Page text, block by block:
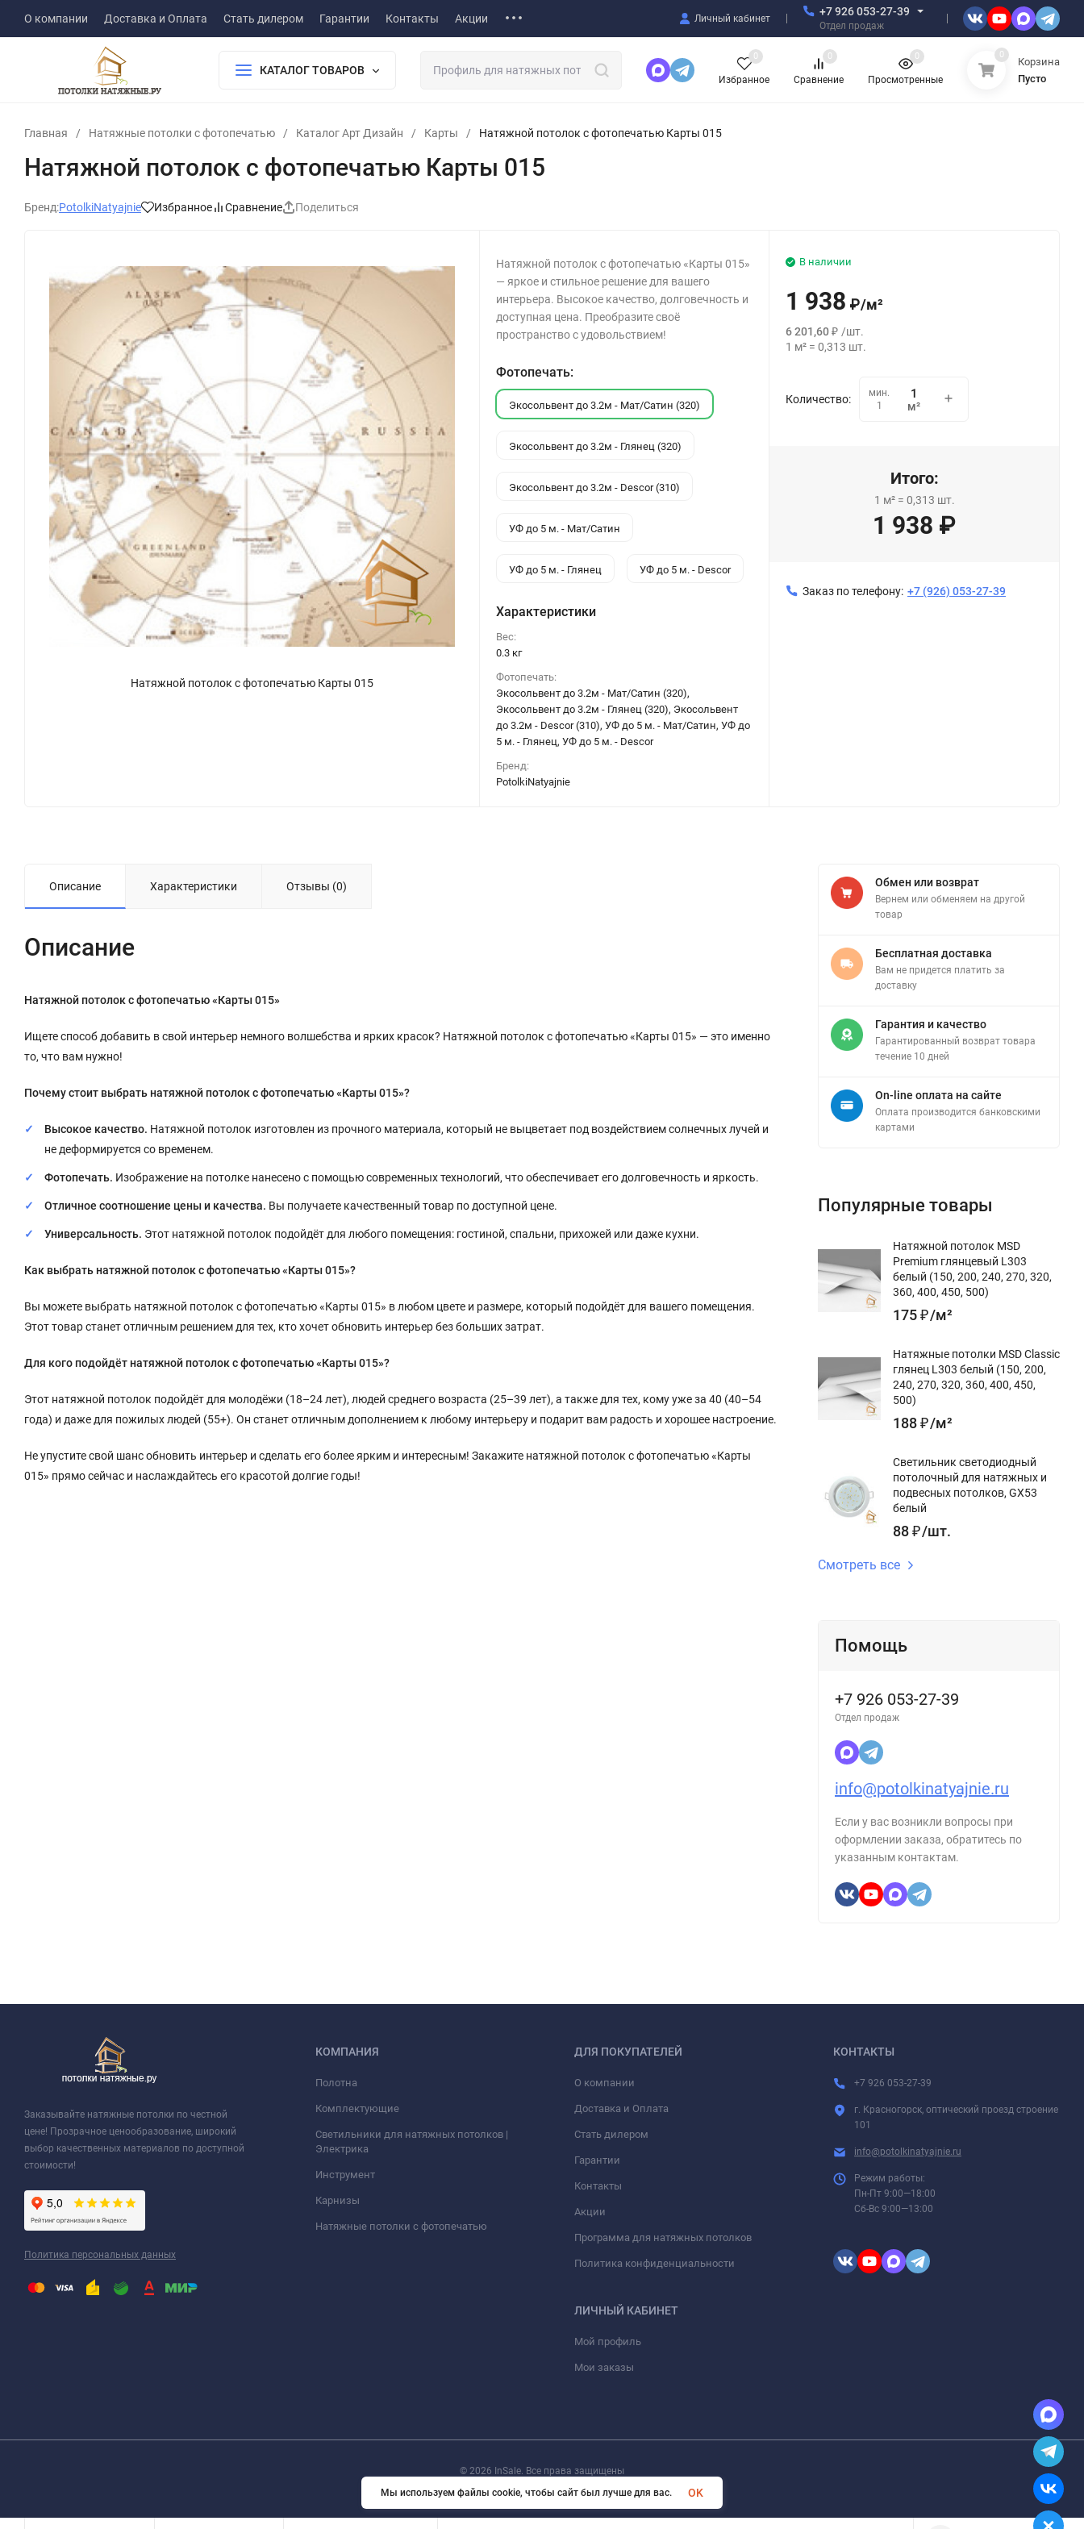
О компании Доставка и Оплата Стать дилером Гарантии Контакты Акции Личный кабинет
+7 926 053-27-39
Отдел продаж
КАТАЛОГ ТОВАРОВ
Избранное
0
Сравнение
0
Просмотренные
0 0
Корзина
Пусто
Главная / Натяжные потолки с фотопечатью / Каталог Арт Дизайн / Карты / Натяжной потолок с фотопечатью Карты 015
Натяжной потолок с фотопечатью Карты 015
Бренд:PotolkiNatyajnie Избранное Сравнение Поделиться
Натяжной потолок с фотопечатью Карты 015
Натяжной потолок с фотопечатью «Карты 015»
— яркое и стильное решение для вашего
интерьера. Высокое качество, долговечность и
доступная цена. Преобразите своё
пространство с удовольствием!
Фотопечать:
Экосольвент до 3.2м - Мат/Сатин (320)
Экосольвент до 3.2м - Глянец (320)
Экосольвент до 3.2м - Descor (310)
УФ до 5 м. - Мат/Сатин
УФ до 5 м. - Глянец УФ до 5 м. - Descor
Характеристики
Вес:
0.3 кг
Фотопечать:
Экосольвент до 3.2м - Мат/Сатин (320),
Экосольвент до 3.2м - Глянец (320), Экосольвент
до 3.2м - Descor (310), УФ до 5 м. - Мат/Сатин, УФ до
5 м. - Глянец, УФ до 5 м. - Descor
Бренд:
PotolkiNatyajnie
В наличии
1 938 ₽/м²
6 201,60₽ /шт.
1 м² =0,313 шт.
Количество:
мин.
1
м²
Итого:
1 м²= 0,313 шт.
1 938 ₽
Заказ по телефону: +7 (926) 053-27-39
Описание Характеристики Отзывы (0)
Описание
Натяжной потолок с фотопечатью «Карты 015»
Ищете способ добавить в свой интерьер немного волшебства и ярких красок? Натяжной потолок с фотопечатью «Карты 015» — это именно
то, что вам нужно!
Почему стоит выбрать натяжной потолок с фотопечатью «Карты 015»?
Высокое качество. Натяжной потолок изготовлен из прочного материала, который не выцветает под воздействием солнечных лучей и
не деформируется со временем.
Фотопечать. Изображение на потолке нанесено с помощью современных технологий, что обеспечивает его долговечность и яркость.
Отличное соотношение цены и качества. Вы получаете качественный товар по доступной цене.
Универсальность. Этот натяжной потолок подойдёт для любого помещения: гостиной, спальни, прихожей или даже кухни.
Как выбрать натяжной потолок с фотопечатью «Карты 015»?
Вы можете выбрать натяжной потолок с фотопечатью «Карты 015» в любом цвете и размере, который подойдёт для вашего помещения.
Этот товар станет отличным решением для тех, кто хочет обновить интерьер без больших затрат.
Для кого подойдёт натяжной потолок с фотопечатью «Карты 015»?
Этот натяжной потолок подойдёт для молодёжи (18–24 лет), людей среднего возраста (25–39 лет), а также для тех, кому уже за 40 (40–54
года) и даже для пожилых людей (55+). Он станет отличным дополнением к любому интерьеру и подарит вам радость и хорошее настроение.
Не упустите свой шанс обновить интерьер и сделать его более ярким и интересным! Закажите натяжной потолок с фотопечатью «Карты
015» прямо сейчас и наслаждайтесь его красотой долгие годы!
Обмен или возврат
Вернем или обменяем на другой
товар
Бесплатная доставка
Вам не придется платить за
доставку
Гарантия и качество
Гарантированный возврат товара
течение 10 дней
On-line оплата на сайте
Оплата производится банковскими
картами
Популярные товары
Натяжной потолок MSD
Premium глянцевый L303
белый (150, 200, 240, 270, 320,
360, 400, 450, 500)
175₽/м²
Натяжные потолки MSD Classic
глянец L303 белый (150, 200,
240, 270, 320, 360, 400, 450,
500)
188₽/м²
Светильник светодиодный
потолочный для натяжных и
подвесных потолков, GX53
белый
88₽/шт.
Смотреть все
Помощь
+7 926 053-27-39
Отдел продаж
info@potolkinatyajnie.ru
Если у вас возникли вопросы при
оформлении заказа, обратитесь по
указанным контактам.
Заказывайте натяжные потолки по честной
цене! Прозрачное ценообразование, широкий
выбор качественных материалов по доступной
стоимости!
Политика персональных данных
КОМПАНИЯ
Полотна
Комплектующие
Светильники для натяжных потолков |
Электрика
Инструмент
Карнизы
Натяжные потолки с фотопечатью
ДЛЯ ПОКУПАТЕЛЕЙ
О компании
Доставка и Оплата
Стать дилером
Гарантии
Контакты
Акции
Программа для натяжных потолков
Политика конфиденциальности
ЛИЧНЫЙ КАБИНЕТ
Мой профиль
Мои заказы
КОНТАКТЫ
+7 926 053-27-39
г. Красногорск, оптический проезд строение
101
info@potolkinatyajnie.ru
Режим работы:
Пн-Пт 9:00—18:00
Сб-Вс 9:00—13:00
© 2026 InSale. Все права защищены
Мы используем файлы cookie, чтобы сайт был лучше для вас.
OK